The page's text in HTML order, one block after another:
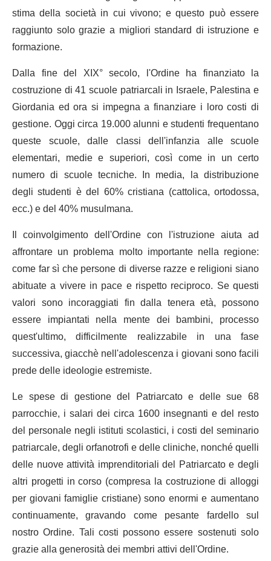
stima della società in cui vivono; e questo può essere
raggiunto solo grazie a migliori standard di istruzione e
formazione.
Dalla fine del XIX° secolo, l'Ordine ha finanziato la
costruzione di 41 scuole patriarcali in Israele, Palestina e
Giordania ed ora si impegna a finanziare i loro costi di
gestione. Oggi circa 19.000 alunni e studenti frequentano
queste scuole, dalle classi dell'infanzia alle scuole
elementari, medie e superiori, così come in un certo
numero di scuole tecniche. In media, la distribuzione
degli studenti è del 60% cristiana (cattolica, ortodossa,
ecc.) e del 40% musulmana.
Il coinvolgimento dell'Ordine con l'istruzione aiuta ad
affrontare un problema molto importante nella regione:
come far sì che persone di diverse razze e religioni siano
abituate a vivere in pace e rispetto reciproco. Se questi
valori sono incoraggiati fin dalla tenera età, possono
essere impiantati nella mente dei bambini, processo
quest'ultimo, difficilmente realizzabile in una fase
successiva, giacchè nell'adolescenza i giovani sono facili
prede delle ideologie estremiste.
Le spese di gestione del Patriarcato e delle sue 68
parrocchie, i salari dei circa 1600 insegnanti e del resto
del personale negli istituti scolastici, i costi del seminario
patriarcale, degli orfanotrofi e delle cliniche, nonché quelli
delle nuove attività imprenditoriali del Patriarcato e degli
altri progetti in corso (compresa la costruzione di alloggi
per giovani famiglie cristiane) sono enormi e aumentano
continuamente, gravando come pesante fardello sul
nostro Ordine. Tali costi possono essere sostenuti solo
grazie alla generosità dei membri attivi dell'Ordine.